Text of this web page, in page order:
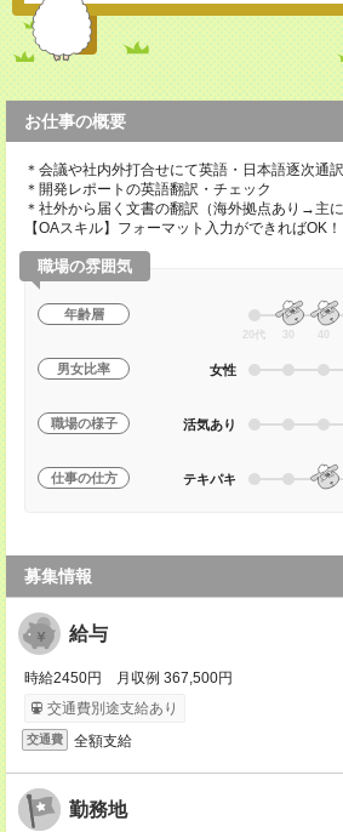
お仕事の概要
＊会議や社内外打合せにて英語・日本語逐次通訳
＊開発レポートの英語翻訳・チェック
＊社外から届く文書の翻訳（海外拠点あり→主に
【OAスキル】フォーマット入力ができればOK！
職場の雰囲気
年齢層
20代 30 40
男女比率 女性
職場の様子 活気あり
仕事の仕方 テキパキ
募集情報
給与
時給2450円 月収例 367,500円
交通費別途支給あり
交通費 全額支給
勤務地